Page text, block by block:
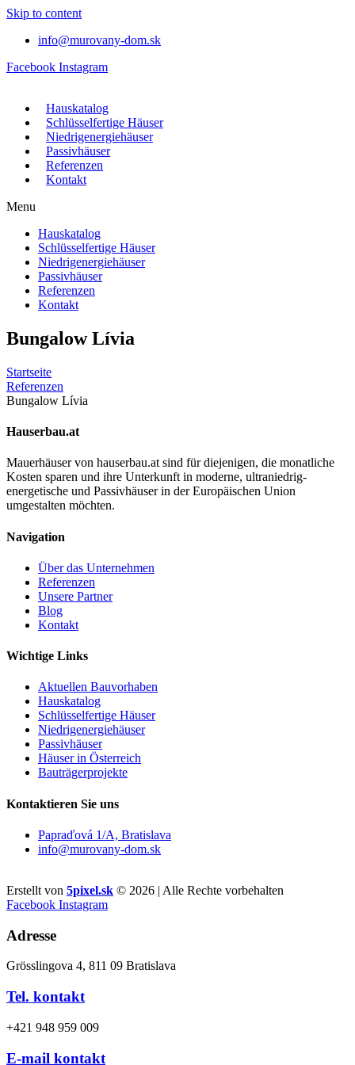
Skip to content
info@murovany-dom.sk
Facebook Instagram
Hauskatalog
Schlüsselfertige Häuser
Niedrigenergiehäuser
Passivhäuser
Referenzen
Kontakt
Menu
Hauskatalog
Schlüsselfertige Häuser
Niedrigenergiehäuser
Passivhäuser
Referenzen
Kontakt
Bungalow Lívia
Startseite
Referenzen
Bungalow Lívia
Hauserbau.at
Mauerhäuser von hauserbau.at sind für diejenigen, die monatliche
Kosten sparen und ihre Unterkunft in moderne, ultraniedrig-
energetische und Passivhäuser in der Europäischen Union
umgestalten möchten.
Navigation
Über das Unternehmen
Referenzen
Unsere Partner
Blog
Kontakt
Wichtige Links
Aktuellen Bauvorhaben
Hauskatalog
Schlüsselfertige Häuser
Niedrigenergiehäuser
Passivhäuser
Häuser in Österreich
Bauträgerprojekte
Kontaktieren Sie uns
Papraďová 1/A, Bratislava
info@murovany-dom.sk
Erstellt von 5pixel.sk © 2026 | Alle Rechte vorbehalten
Facebook Instagram
Adresse
Grösslingova 4, 811 09 Bratislava
Tel. kontakt
+421 948 959 009
E-mail kontakt